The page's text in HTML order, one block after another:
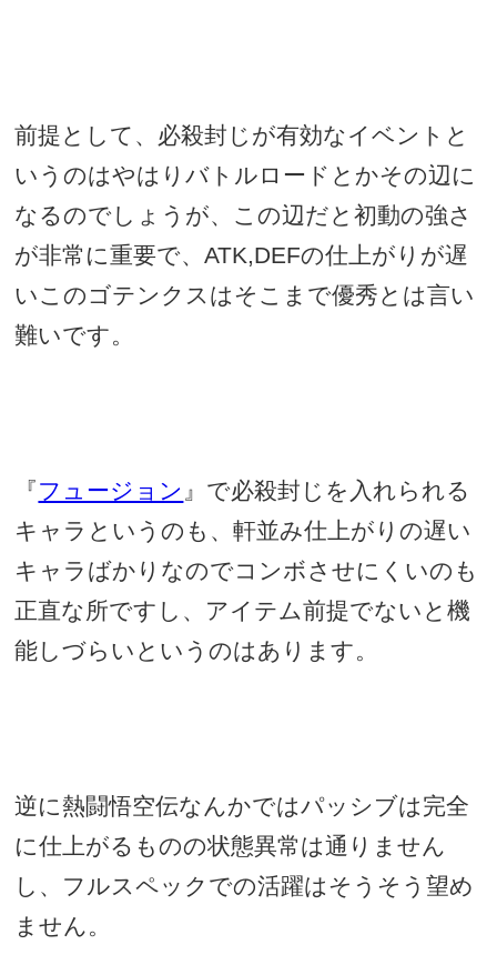
前提として、必殺封じが有効なイベントと
いうのはやはりバトルロードとかその辺に
なるのでしょうが、この辺だと初動の強さ
が非常に重要で、ATK,DEFの仕上がりが遅
いこのゴテンクスはそこまで優秀とは言い
難いです。
『フュージョン 』で必殺封じを入れられる
キャラというのも、軒並み仕上がりの遅い
キャラばかりなのでコンボさせにくいのも
正直な所ですし、アイテム前提でないと機
能しづらいというのはあります。
逆に熱闘悟空伝なんかではパッシブは完全
に仕上がるものの状態異常は通りません
し、フルスペックでの活躍はそうそう望め
ません。